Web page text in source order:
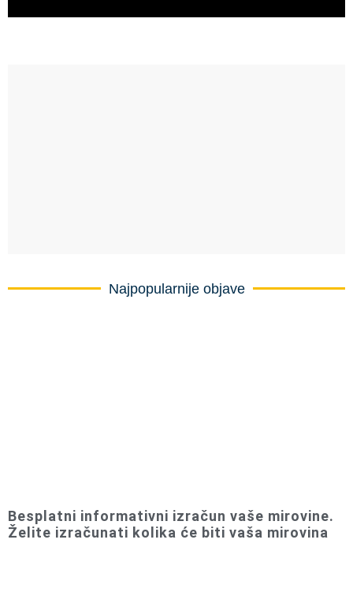
Najpopularnije objave
Besplatni informativni izračun vaše mirovine.
Želite izračunati kolika će biti vaša mirovina